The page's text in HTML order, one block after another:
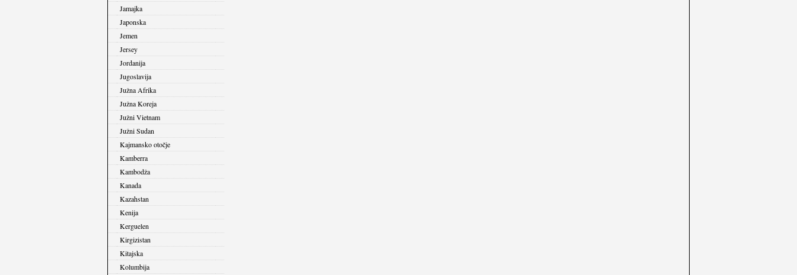
Jamajka
Japonska
Jemen
Jersey
Jordanija
Jugoslavija
Južna Afrika
Južna Koreja
Južni Vietnam
Južni Sudan
Kajmansko otočje
Kamberra
Kambodža
Kanada
Kazahstan
Kenija
Kerguelen
Kirgizistan
Kitajska
Kolumbija